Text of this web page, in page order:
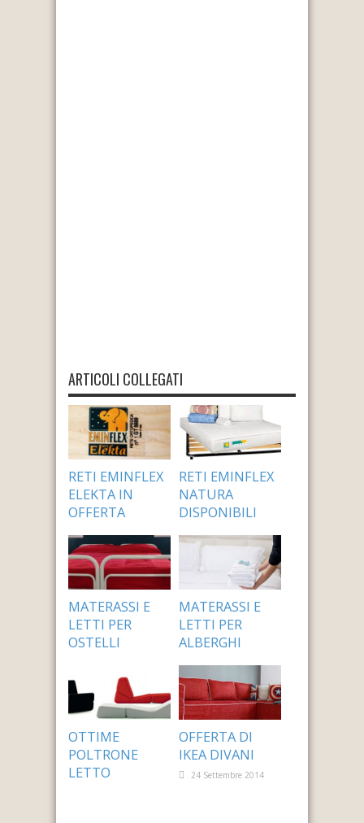
ARTICOLI COLLEGATI
RETI EMINFLEX
ELEKTA IN
OFFERTA
24 Settembre 2014
RETI EMINFLEX
NATURA
DISPONIBILI
24 Settembre 2014
MATERASSI E
LETTI PER
OSTELLI
MATERASSI E
LETTI PER
ALBERGHI
24 Settembre 2014
OTTIME
POLTRONE
LETTO
OFFERTA DI
IKEA DIVANI
24 Settembre 2014